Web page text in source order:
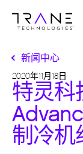
新闻中心
2020年11月18日
特灵科
制冷机